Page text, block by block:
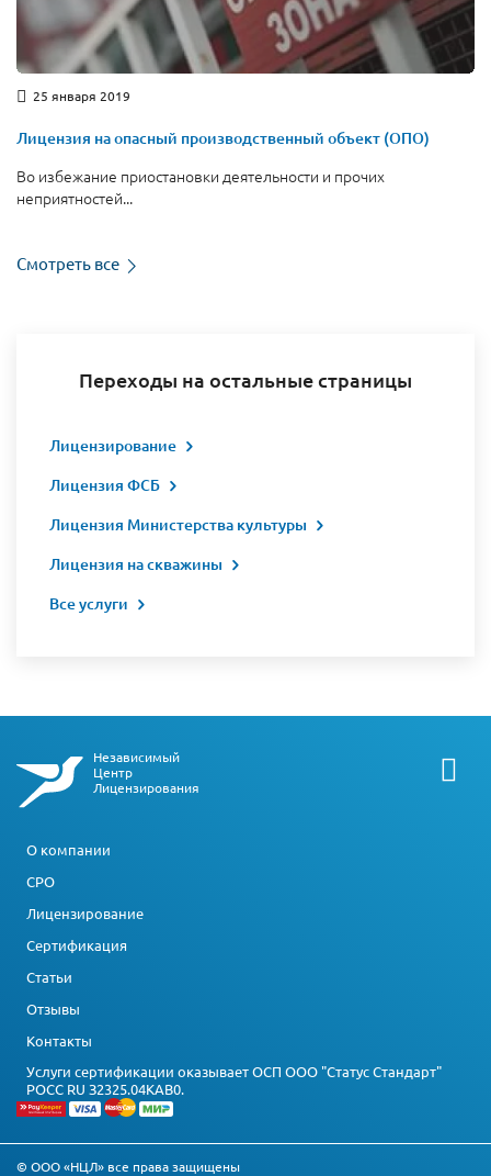
25 января 2019
Лицензия на опасный производственный объект (ОПО)
Во избежание приостановки деятельности и прочих
неприятностей...
Смотреть все
Переходы на остальные страницы
Лицензирование
Лицензия ФСБ
Лицензия Министерства культуры
Лицензия на скважины
Все услуги
Независимый
Центр
Лицензирования
О компании
СРО
Лицензирование
Сертификация
Статьи
Отзывы
Контакты
Услуги сертификации оказывает ОСП ООО "Статус Стандарт"
РОСС RU З2325.04КАВ0.
© ООО «НЦЛ» все права защищены